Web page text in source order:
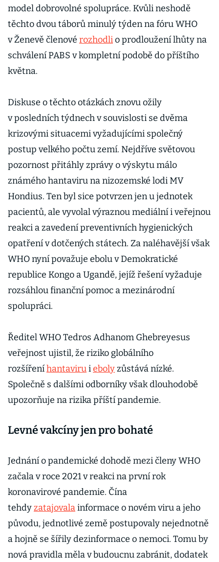
model dobrovolné spolupráce. Kvůli neshodě
těchto dvou táborů minulý týden na fóru WHO
v Ženevě členové rozhodlio prodloužení lhůty na
schválení PABS v kompletní podobě do příštího
května.
Diskuse o těchto otázkách znovu ožily
v posledních týdnech v souvislosti se dvěma
krizovými situacemi vyžadujícími společný
postup velkého počtu zemí. Nejdříve světovou
pozornost přitáhly zprávy o výskytu málo
známého hantaviru na nizozemské lodi MV
Hondius. Ten byl sice potvrzen jen u jednotek
pacientů, ale vyvolal výraznou mediální i veřejnou
reakci a zavedení preventivních hygienických
opatření v dotčených státech. Za naléhavější však
WHO nyní považuje ebolu v Demokratické
republice Kongo a Ugandě, jejíž řešení vyžaduje
rozsáhlou finanční pomoc a mezinárodní
spolupráci.
Ředitel WHO Tedros Adhanom Ghebreyesus
veřejnost ujistil, že riziko globálního
rozšířeníhantavirui ebolyzůstává nízké.
Společně s dalšími odborníky však dlouhodobě
upozorňuje na rizika příští pandemie.
Levné vakcíny jen pro bohaté
Jednání o pandemické dohodě mezi členy WHO
začala v roce 2021 v reakci na první rok
koronavirové pandemie. Čína
tehdyzatajovalainformace o novém viru a jeho
původu, jednotlivé země postupovaly nejednotně
a hojně se šířily dezinformace o nemoci. Tomu by
nová pravidla měla v budoucnu zabránit, dodatek